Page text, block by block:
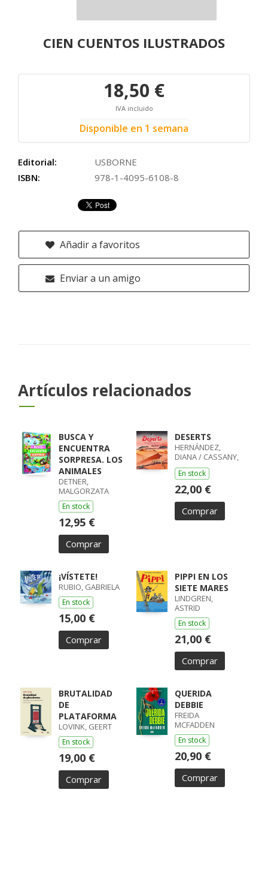
CIEN CUENTOS ILUSTRADOS
18,50 €
IVA incluido
Disponible en 1 semana
Editorial:
USBORNE
ISBN:
978-1-4095-6108-8
Añadir a favoritos
Enviar a un amigo
Artículos relacionados
BUSCA Y
ENCUENTRA
SORPRESA. LOS
ANIMALES
DETNER,
MALGORZATA
En stock
12,95 €
Comprar
DESERTS
HERNÁNDEZ,
DIANA / CASSANY,
MIA
En stock
22,00 €
Comprar
¡VÍSTETE!
RUBIO, GABRIELA
En stock
15,00 €
Comprar
PIPPI EN LOS
SIETE MARES
LINDGREN,
ASTRID
En stock
21,00 €
Comprar
BRUTALIDAD
DE
PLATAFORMA
LOVINK, GEERT
En stock
19,00 €
Comprar
QUERIDA
DEBBIE
FREIDA
MCFADDEN
En stock
20,90 €
Comprar